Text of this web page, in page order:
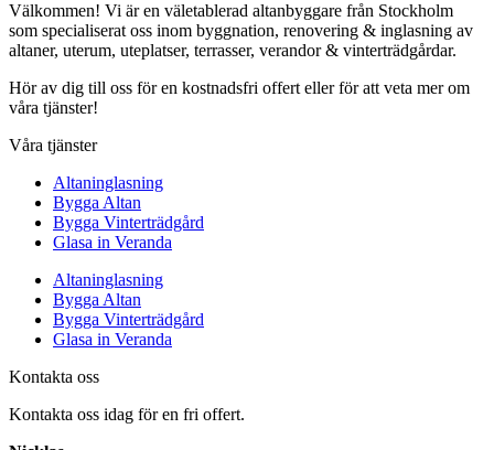
Välkommen! Vi är en väletablerad altanbyggare från Stockholm
som specialiserat oss inom byggnation, renovering & inglasning av
altaner, uterum, uteplatser, terrasser, verandor & vinterträdgårdar.
Hör av dig till oss för en kostnadsfri offert eller för att veta mer om
våra tjänster!
Våra tjänster
Altaninglasning
Bygga Altan
Bygga Vinterträdgård
Glasa in Veranda
Altaninglasning
Bygga Altan
Bygga Vinterträdgård
Glasa in Veranda
Kontakta oss
Kontakta oss idag för en fri offert.